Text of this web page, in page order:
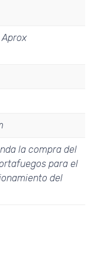
la compra del
para el
del